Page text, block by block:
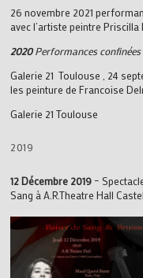
26 novembre 2021
avec l’artiste peintre Priscilla
2020Performances confinées
Galerie 21 Toulouse , 24
les peinture de Francoise
Galerie 21 Toulouse
2019
12 Décembre 2019–
Sang à A.R.Theatre Hall